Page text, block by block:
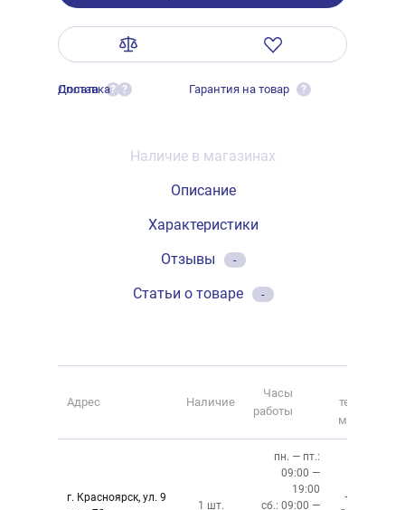
Оплата ?
Доставка ? Гарантия на товар ?
Наличие в магазинах
Описание
Характеристики
Отзывы
-
Статьи о товаре -
Адрес Наличие
Часы
работы
телефона
магазина
г. Красноярск, ул. 9
1 шт.
пн. — пт.:
09:00 —
19:00
сб.: 09:00 —
+7 (391)